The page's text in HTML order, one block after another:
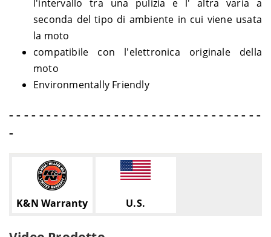
l'intervallo tra una pulizia e l' altra varia a
seconda del tipo di ambiente in cui viene usata
la moto
compatibile con l'elettronica originale della
moto
Environmentally Friendly
- - - - - - - - - - - - - - - - - - - - - - - - - - - - - - - - - -
-
K&N Warranty U.S.